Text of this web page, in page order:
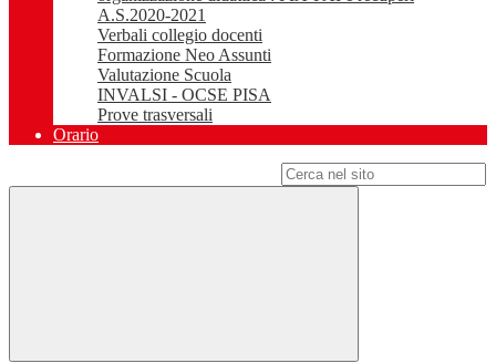
A.S.2020-2021
Verbali collegio docenti
Formazione Neo Assunti
Valutazione Scuola
INVALSI - OCSE PISA
Prove trasversali
Orario